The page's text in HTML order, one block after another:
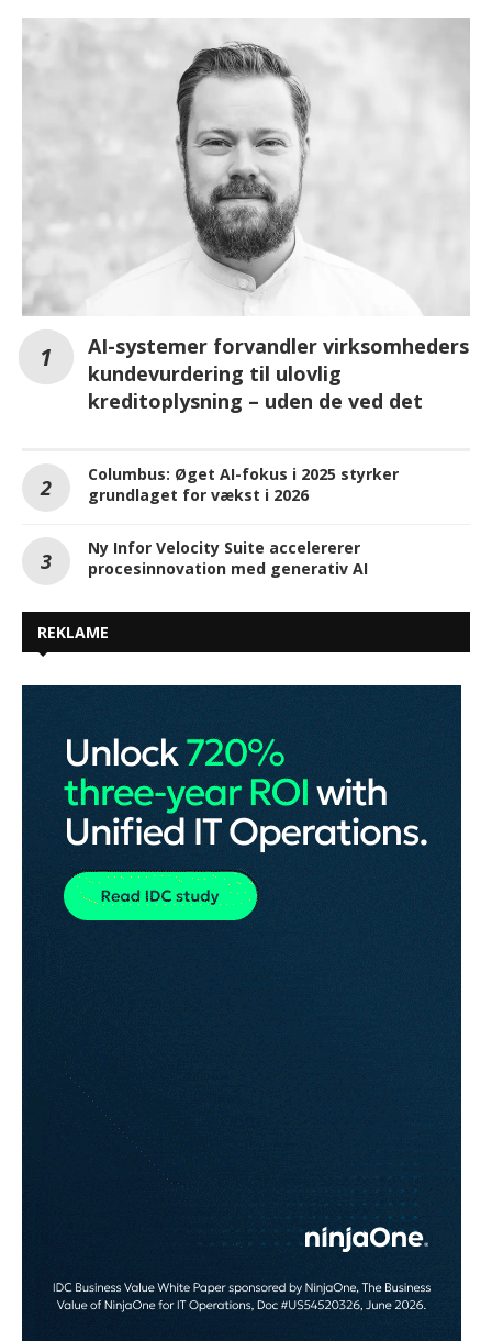
AI-systemer forvandler virksomheders
kundevurdering til ulovlig
kreditoplysning – uden de ved det
Columbus: Øget AI-fokus i 2025 styrker
grundlaget for vækst i 2026
Ny Infor Velocity Suite accelererer
procesinnovation med generativ AI
REKLAME